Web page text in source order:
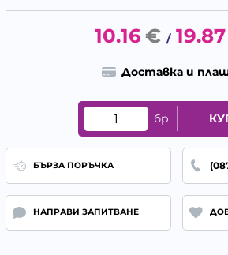
10.16 € / 19.87
Доставка и
бр.
БЪРЗА ПОРЪЧКА
НАПРАВИ ЗАПИТВАНЕ